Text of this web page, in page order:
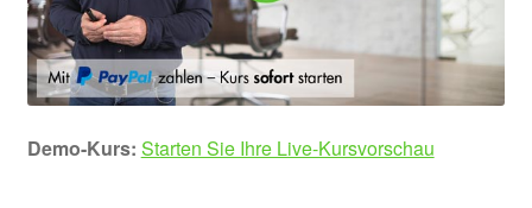
Demo-Kurs: Starten Sie Ihre Live-Kursvorschau